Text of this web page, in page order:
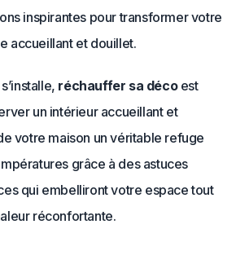
inspirantes pour transformer votre
accueillant et douillet.
réchauffer sa décoest
un intérieur accueillant et
votre maison un véritable refuge
grâce à des astuces
qui embelliront votre espace tout
réconfortante.